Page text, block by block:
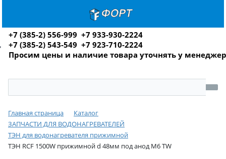
+7 (385-2) 556-999 +7 933-930-2224
+7 (385-2) 543-549 +7 923-710-2224
Просим цены и наличие товара уточнять у
Главная страница
Каталог
ЗАПЧАСТИ ДЛЯ ВОДОНАГРЕВАТЕЛЕЙ
ТЭН для водонагревателя прижимной
ТЭН RCF 1500W прижимной d 48мм под анод М6 TW